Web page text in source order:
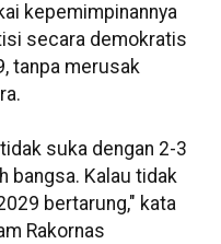
kepemimpinannya
secara demokratis
tanpa merusak
suka dengan 2-3
bangsa. Kalau tidak
bertarung," kata
Rakornas